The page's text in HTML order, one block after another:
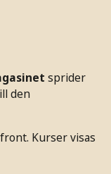
sprider
den
Kurser visas